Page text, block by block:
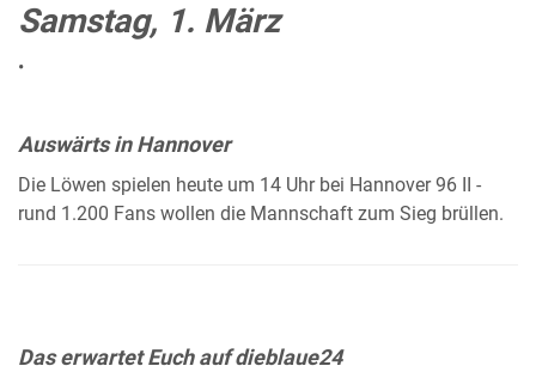
Samstag, 1. März
•
Auswärts in Hannover
Die Löwen spielen heute um 14 Uhr bei Hannover 96 II -
rund 1.200 Fans wollen die Mannschaft zum Sieg brüllen.
Das erwartet Euch auf dieblaue24